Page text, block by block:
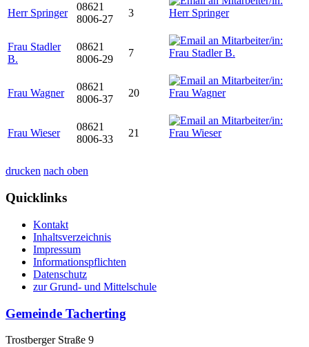
Herr Springer
08621
8006-27
3
Frau Stadler
B.
08621
8006-29
7
Frau Wagner
08621
8006-37
20
Frau Wieser
08621
8006-33
21
drucken nach oben
Quicklinks
Kontakt
Inhaltsverzeichnis
Impressum
Informationspflichten
Datenschutz
zur Grund- und Mittelschule
Gemeinde Tacherting
Trostberger Straße 9